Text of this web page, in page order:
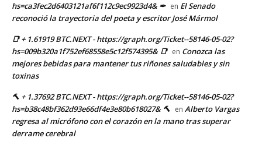
hs=ca3fec2d6403121af6f112c9ec9923d4& ✒ en El Senado
reconoció la trayectoria del poeta y escritor José Mármol
📑 + 1.61919 BTC.NEXT - https://graph.org/Ticket--58146-05-02?
hs=009b320a1f752ef68558e5c12f574395& 📑 en Conozca las
mejores bebidas para mantener tus riñones saludables y sin
toxinas
🔨 + 1.37692 BTC.NEXT - https://graph.org/Ticket--58146-05-02?
hs=b38c48bf362d93e66df4e3e80b618027& 🔨 en Alberto Vargas
regresa al micrófono con el corazón en la mano tras superar
derrame cerebral